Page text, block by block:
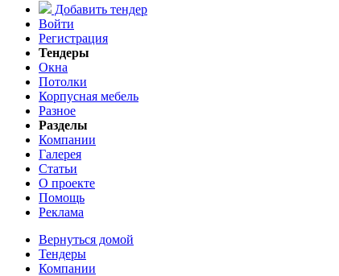
Добавить тендер
Войти
Регистрация
Тендеры
Окна
Потолки
Корпусная мебель
Разное
Разделы
Компании
Галерея
Статьи
О проекте
Помощь
Реклама
Вернуться домой
Тендеры
Компании